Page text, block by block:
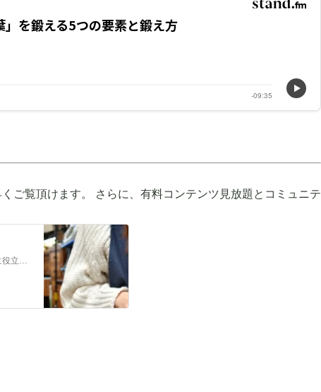
ご覧頂けます。 さらに、有料コンテンツ見放題とコミュニテ
メンバーだけの特典をご用意しております。 ぜひご活用頂き、ご自身の活動に役立てて下さい。 ⇒メンバーについて詳しく見てみる メンバーになる （） ①有料コンテンツが見放題！ ジュエリー制作に関する情報やビジネス情報やブランディングに関する情